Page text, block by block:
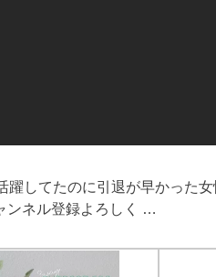
躍してたのに引退が早かった
ネル登録よろしく …